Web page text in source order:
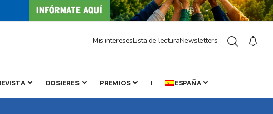
Mis interesesLista de lecturaNewsletters
DOSIERES PREMIOS | ESPAÑA